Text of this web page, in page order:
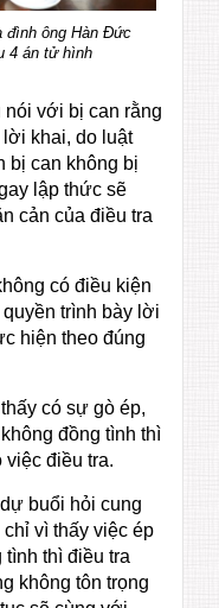
đình ông Hàn Đức
4 án tử hình
nói với bị can rằng
khai, do luật
bị can không bị
lập thức sẽ
cản của điều tra
có điều kiện
trình bày lời
hiện theo đúng
có sự gò ép,
đồng tình thì
việc điều tra.
buổi hỏi cung
vì thấy việc ép
thì điều tra
không tôn trọng